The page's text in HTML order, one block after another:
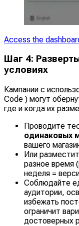
Access the
Шаг 4:
условиях
Кампании с
Code ) могут
где и когда их
Проводите
одинаковых
вашего
Или
разное время
неделя =
Соблюдайте
аудитории,
избежать
ограничит
достоверных